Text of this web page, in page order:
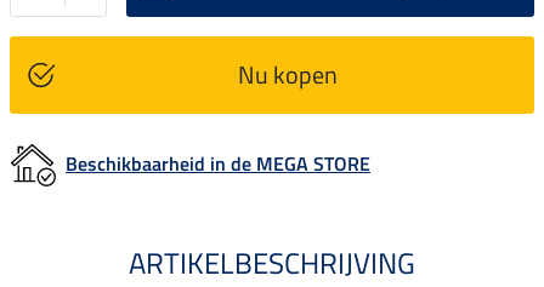
Nu kopen
Beschikbaarheid in de MEGA STORE
ARTIKELBESCHRIJVING